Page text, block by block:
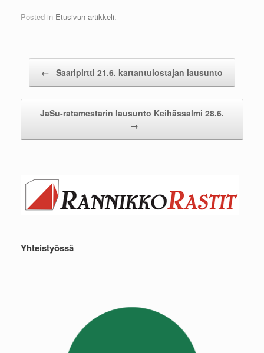
Posted in Etusivun artikkeli.
← Saaripirtti 21.6. kartantulostajan lausunto
JaSu-ratamestarin lausunto Keihässalmi 28.6.
→
Yhteistyössä